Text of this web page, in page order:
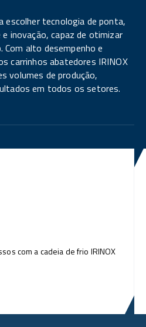
escolher tecnologia de ponta,
inovação, capaz de otimizar
Com alto desempenho e
carrinhos abatedores IRINOX
volumes de produção,
em todos os setores.
com a cadeia de frio IRINOX